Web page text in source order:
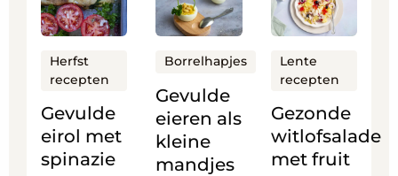
Gevulde
eirol met
spinazie
Herfst
recepten
meer
over
Gevulde
eirol met
spinazie
Gevulde
eieren als
kleine
mandjes
Borrelhapjes
meer
over
Gevulde
eieren
als
kleine
mandjes
Gezonde
witlofsalade
met fruit
Lente
recepten
meer
over
Gezonde
witlofsalade
met
fruit